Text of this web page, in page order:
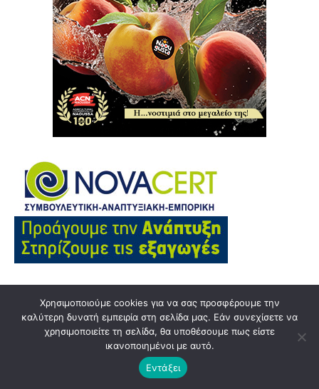
Χρησιμοποιούμε cookies για να σας προσφέρουμε την
καλύτερη δυνατή εμπειρία στη σελίδα μας. Εάν συνεχίσετε να
χρησιμοποιείτε τη σελίδα, θα υποθέσουμε πως είστε
ικανοποιημένοι με αυτό.
Εντάξει